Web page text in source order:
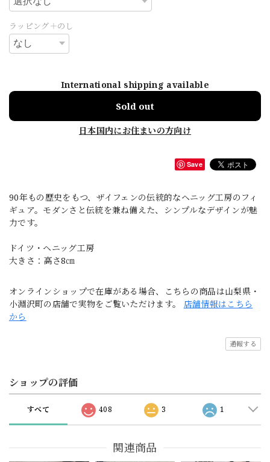
ラッピング＋のし
International shipping available
Sold out
日本国内にお住まいの方向け
Save
90年もの歴史をもつ、ザイフェンの伝統的なヘニッグ工房のフィ
ギュア。モダンさと伝統を兼ね備えた、シンプルなデザインが魅
力です。
ドイツ・ヘニッグ工房
大きさ：高さ8㎝
オンラインショップで在庫がある場合、こちらの商品は山梨県・
小淵沢町の店舗で実物をご覧いただけます。 店舗情報はこちら
から
通報する
ショップの評価
すべて 408 3 1
関連商品